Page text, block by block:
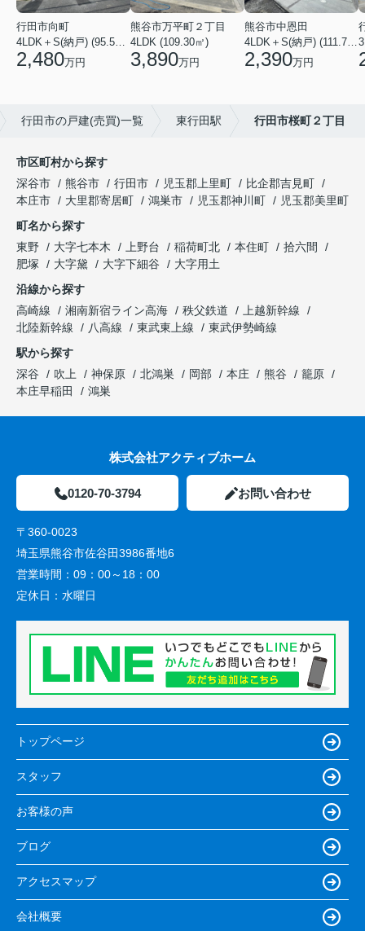
行田市向町
2,480万円
熊谷市万平町２丁目
4LDK (109.30㎡)
3,890万円
熊谷市中恩田
2,390万円
行田市の戸建(売買)一覧 東行田駅 行田市桜町２丁目
市区町村から探す
深谷市
熊谷市 行田市 児玉郡上里町
比企郡吉見町
本庄市
大里郡寄居町 鴻巣市 児玉郡神川町
児玉郡美里町
町名から探す
東野
大字七本木 上野台 稲荷町北 本住町
拾六間
肥塚
大字黛 大字下細谷
大字用土
沿線から探す
高崎線
湘南新宿ライン高海 秩父鉄道
上越新幹線
北陸新幹線
八高線 東武東上線
東武伊勢崎線
駅から探す
深谷
吹上 神保原 北鴻巣 岡部 本庄 熊谷
籠原
本庄早稲田
鴻巣
株式会社アクティブホーム
0120-70-3794 お問い合わせ
〒360-0023
埼玉県熊谷市佐谷田3986番地6
営業時間： 09：00～18：00
定休日： 水曜日
トップページ
スタッフ
お客様の声
ブログ
アクセスマップ
会社概要